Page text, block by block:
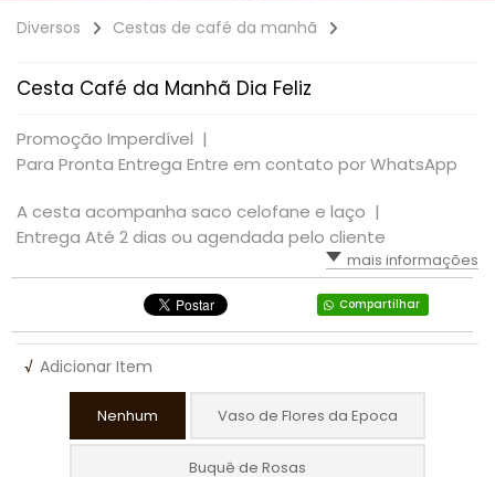
Diversos Cestas de café da manhã
Cesta Café da Manhã Dia Feliz
Promoção Imperdível |
Para Pronta Entrega Entre em contato por WhatsApp
A cesta acompanha saco celofane e laço |
Entrega Até 2 dias ou agendada pelo cliente
mais informações
Compartilhar
√ Adicionar Item
Nenhum Vaso de Flores da Epoca
Buquê de Rosas